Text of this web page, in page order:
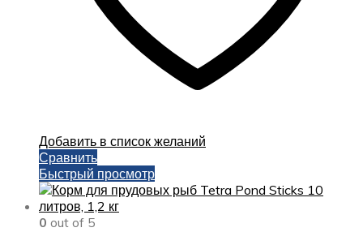
Добавить в список желаний
Сравнить
Быстрый просмотр
0 out of 5